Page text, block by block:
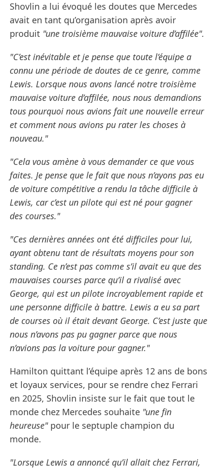
Shovlin a lui évoqué les doutes que Mercedes
avait en tant qu’organisation après avoir
produit "une troisième mauvaise voiture d’affilée".
"C’est inévitable et je pense que toute l’équipe a
connu une période de doutes de ce genre, comme
Lewis. Lorsque nous avons lancé notre troisième
mauvaise voiture d’affilée, nous nous demandions
tous pourquoi nous avions fait une nouvelle erreur
et comment nous avions pu rater les choses à
nouveau."
"Cela vous amène à vous demander ce que vous
faites. Je pense que le fait que nous n’ayons pas eu
de voiture compétitive a rendu la tâche difficile à
Lewis, car c’est un pilote qui est né pour gagner
des courses."
"Ces dernières années ont été difficiles pour lui,
ayant obtenu tant de résultats moyens pour son
standing. Ce n’est pas comme s’il avait eu que des
mauvaises courses parce qu’il a rivalisé avec
George, qui est un pilote incroyablement rapide et
une personne difficile à battre. Lewis a eu sa part
de courses où il était devant George. C’est juste que
nous n’avons pas pu gagner parce que nous
n’avions pas la voiture pour gagner."
Hamilton quittant l’équipe après 12 ans de bons
et loyaux services, pour se rendre chez Ferrari
en 2025, Shovlin insiste sur le fait que tout le
monde chez Mercedes souhaite "une fin
heureuse"pour le septuple champion du
monde.
"Lorsque Lewis a annoncé qu’il allait chez Ferrari,